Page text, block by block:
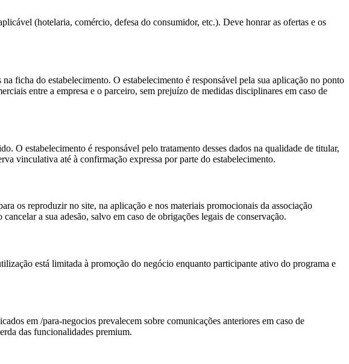
(hotelaria, comércio, defesa do consumidor, etc.). Deve honrar as ofertas e os
ficha do estabelecimento. O estabelecimento é responsável pela sua aplicação no ponto
entre a empresa e o parceiro, sem prejuízo de medidas disciplinares em caso de
O estabelecimento é responsável pelo tratamento desses dados na qualidade de titular,
vinculativa até à confirmação expressa por parte do estabelecimento.
os reproduzir no site, na aplicação e nos materiais promocionais da associação
a sua adesão, salvo em caso de obrigações legais de conservação.
está limitada à promoção do negócio enquanto participante ativo do programa e
em /para-negocios prevalecem sobre comunicações anteriores em caso de
das funcionalidades premium.